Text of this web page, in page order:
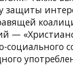
защиты
—
социального